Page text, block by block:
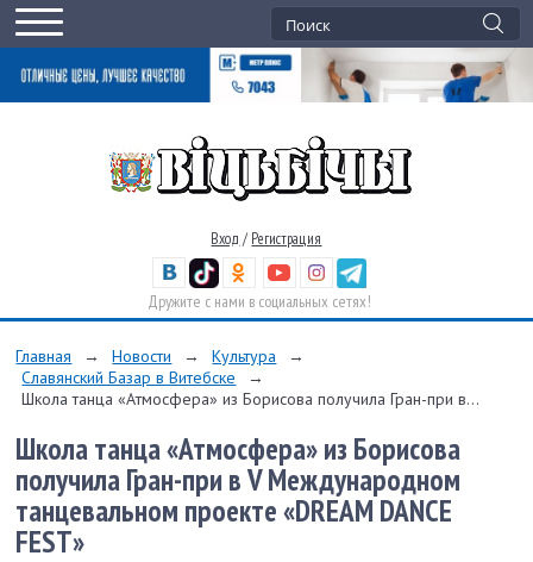
Вход / Регистрация
Дружите с нами в социальных сетях!
Главная → Новости → Культура
→
Славянский Базар в Витебске
→
Школа танца «Атмосфера» из Борисова получила Гран-при в...
Школа танца «Атмосфера» из Борисова
получила Гран-при в V Международном
танцевальном проекте «DREAM DANCE
FEST»